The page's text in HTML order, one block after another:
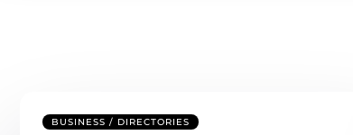
BUSINESS / DIRECTORIES